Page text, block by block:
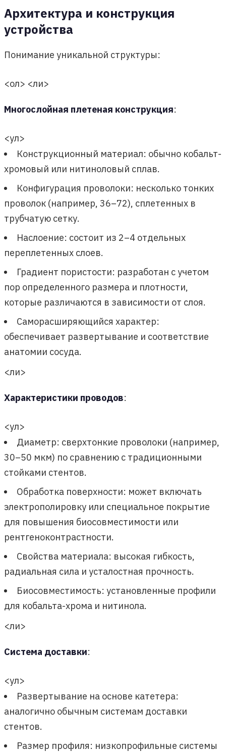
Архитектура и конструкция
устройства
Понимание уникальной структуры:
<ол> <ли>
Многослойная плетеная конструкция:
<ул>
Конструкционный материал: обычно кобальт-
хромовый или нитиноловый сплав.
Конфигурация проволоки: несколько тонких
проволок (например, 36–72), сплетенных в
трубчатую сетку.
Наслоение: состоит из 2–4 отдельных
переплетенных слоев.
Градиент пористости: разработан с учетом
пор определенного размера и плотности,
которые различаются в зависимости от слоя.
Саморасширяющийся характер:
обеспечивает развертывание и соответствие
анатомии сосуда.
<ли>
Характеристики проводов:
<ул>
Диаметр: сверхтонкие проволоки (например,
30–50 мкм) по сравнению с традиционными
стойками стентов.
Обработка поверхности: может включать
электрополировку или специальное покрытие
для повышения биосовместимости или
рентгеноконтрастности.
Свойства материала: высокая гибкость,
радиальная сила и усталостная прочность.
Биосовместимость: установленные профили
для кобальта-хрома и нитинола.
<ли>
Система доставки:
<ул>
Развертывание на основе катетера:
аналогично обычным системам доставки
стентов.
Размер профиля: низкопрофильные системы